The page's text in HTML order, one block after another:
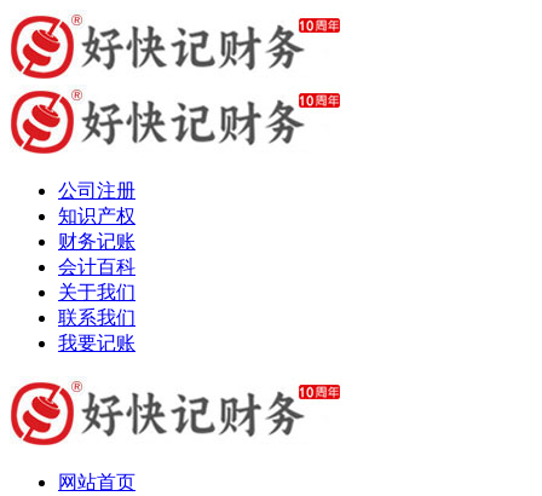
公司注册
知识产权
财务记账
会计百科
关于我们
联系我们
我要记账
网站首页